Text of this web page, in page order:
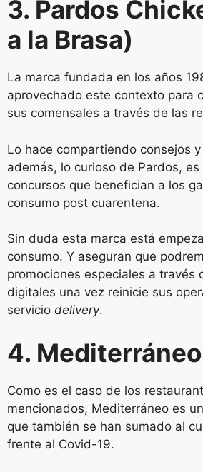
3. Pardos
a la Brasa)
La marca fundada en los años
aprovechado este contexto para
sus comensales a través de las
Lo hace compartiendo consejos
además, lo curioso de Pardos,
concursos que benefician a los
consumo post cuarentena.
Sin duda esta marca está
consumo. Y aseguran que
promociones especiales a través
digitales una vez reinicie sus
servicio delivery.
4. Mediterráneo
Como es el caso de los
mencionados, Mediterráneo es
que también se han sumado al
frente al Covid-19.